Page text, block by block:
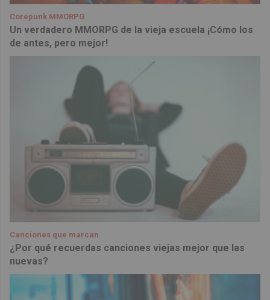
Corepunk MMORPG
Un verdadero MMORPG de la vieja escuela ¡Cómo los
de antes, pero mejor!
Canciones que marcan
¿Por qué recuerdas canciones viejas mejor que las
nuevas?